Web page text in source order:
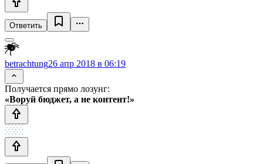
Ответить
betrachtung26 апр 2018 в 06:19
Получается прямо лозунг:
«Воруй бюджет, а не контент!»